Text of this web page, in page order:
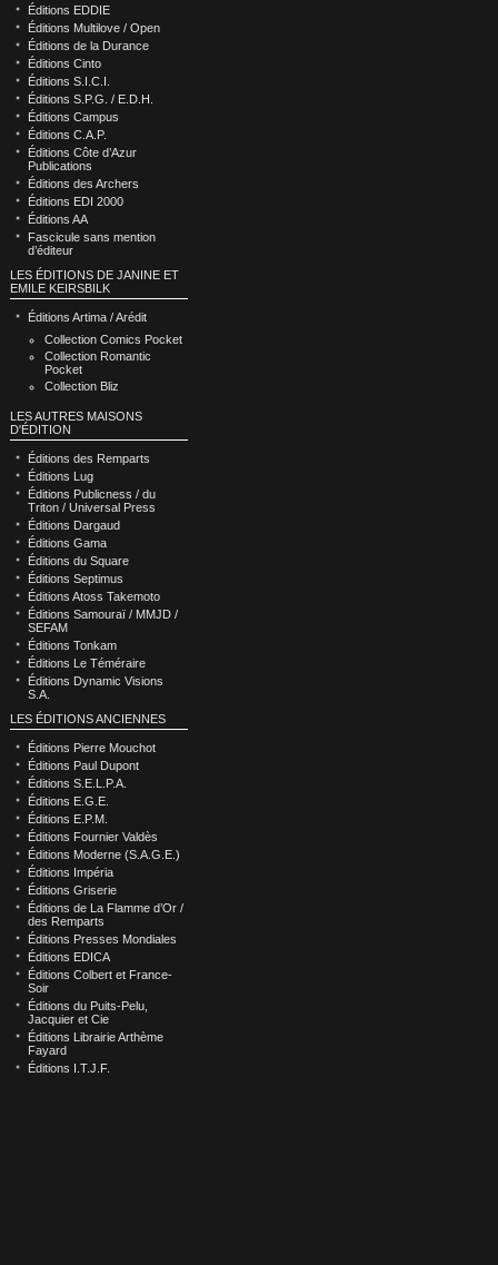
Éditions EDDIE
Éditions Multilove / Open
Éditions de la Durance
Éditions Cinto
Éditions S.I.C.I.
Éditions S.P.G. / E.D.H.
Éditions Campus
Éditions C.A.P.
Éditions Côte d’Azur
Publications
Éditions des Archers
Éditions EDI 2000
Éditions AA
Fascicule sans mention
d’éditeur
LES ÉDITIONS DE JANINE ET
EMILE KEIRSBILK
Éditions Artima / Arédit
Collection Comics Pocket
Collection Romantic
Pocket
Collection Bliz
LES AUTRES MAISONS
D'ÉDITION
Éditions des Remparts
Éditions Lug
Éditions Publicness / du
Triton / Universal Press
Éditions Dargaud
Éditions Gama
Éditions du Square
Éditions Septimus
Éditions Atoss Takemoto
Éditions Samouraï / MMJD /
SEFAM
Éditions Tonkam
Éditions Le Téméraire
Éditions Dynamic Visions
S.A.
LES ÉDITIONS ANCIENNES
Éditions Pierre Mouchot
Éditions Paul Dupont
Éditions S.E.L.P.A.
Éditions E.G.E.
Éditions E.P.M.
Éditions Fournier Valdès
Éditions Moderne (S.A.G.E.)
Éditions Impéria
Éditions Griserie
Éditions de La Flamme d’Or /
des Remparts
Éditions Presses Mondiales
Éditions EDICA
Éditions Colbert et France-
Soir
Éditions du Puits-Pelu,
Jacquier et Cie
Éditions Librairie Arthème
Fayard
Éditions I.T.J.F.